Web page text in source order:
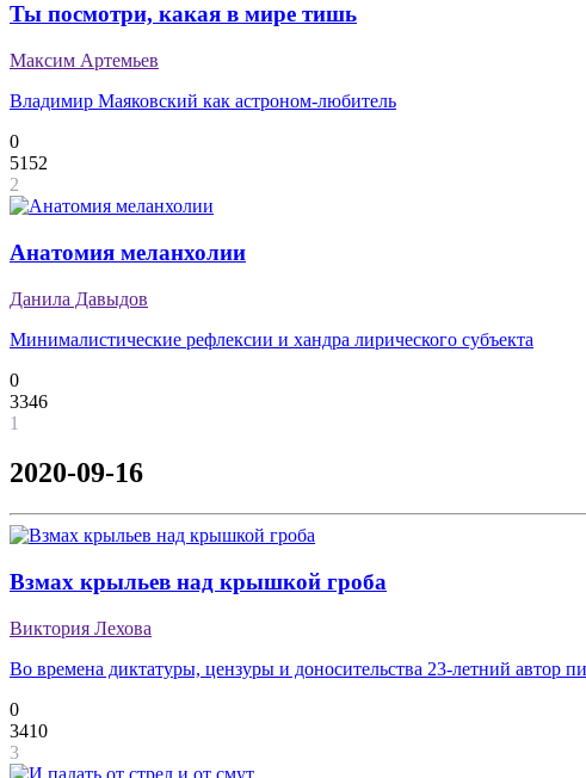
Ты посмотри, какая в мире тишь
Максим Артемьев
Владимир Маяковский как астроном-любитель
0
5152
2
Анатомия меланхолии
Данила Давыдов
Минималистические рефлексии и хандра лирического субъекта
0
3346
1
2020-09-16
Взмах крыльев над крышкой гроба
Виктория Лехова
Во времена диктатуры, цензуры и доносительства 23-летний автор
0
3410
3